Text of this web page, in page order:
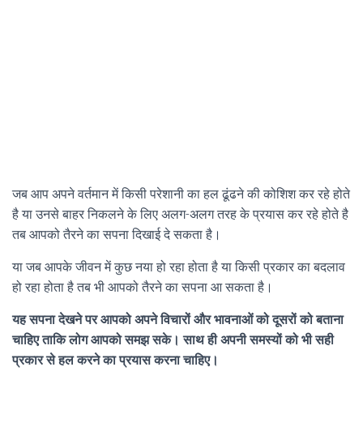
जब आप अपने वर्तमान में किसी परेशानी का हल ढूंढने की कोशिश कर रहे होते
है या उनसे बाहर निकलने के लिए अलग-अलग तरह के प्रयास कर रहे होते है
तब आपको तैरने का सपना दिखाई दे सकता है।
या जब आपके जीवन में कुछ नया हो रहा होता है या किसी प्रकार का बदलाव
हो रहा होता है तब भी आपको तैरने का सपना आ सकता है।
यह सपना देखने पर आपको अपने विचारों और भावनाओं को दूसरों को बताना
चाहिए ताकि लोग आपको समझ सके। साथ ही अपनी समस्यों को भी सही
प्रकार से हल करने का प्रयास करना चाहिए।